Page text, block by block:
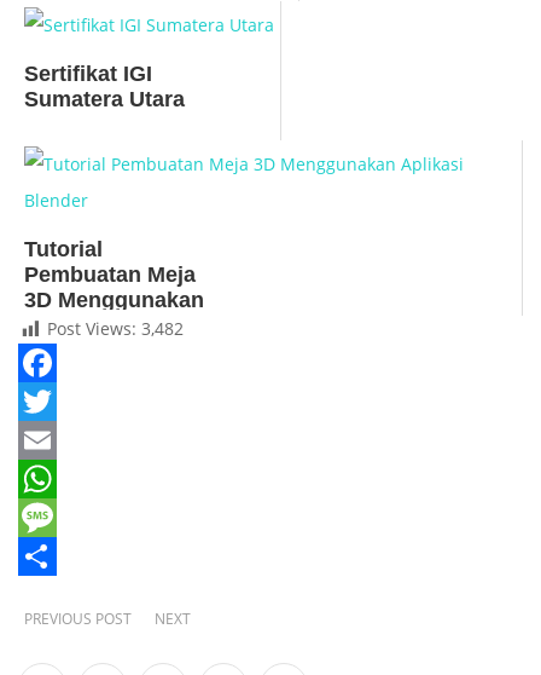
Sertifikat IGI
Sumatera Utara
Tutorial
Pembuatan Meja
3D Menggunakan
Aplikasi Blender
Post Views: 3,482
Facebook
Twitter
Email
WhatsApp
Message
PREVIOUS POST NEXT